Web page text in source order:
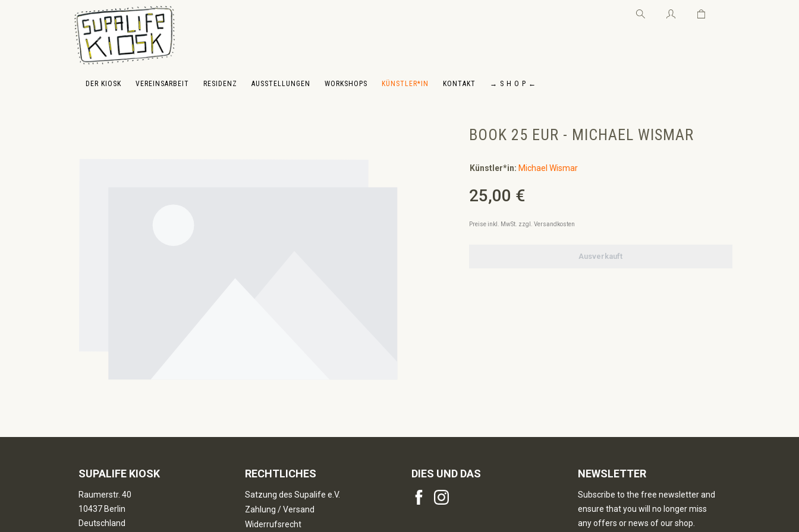
Hauptinhalt springen
Zur Suche springen
Zur Hauptnavigation springen Warenkorb enthält 0
DER KIOSK VEREINSARBEIT RESIDENZ AUSSTELLUNGEN WORKSHOPS KÜNSTLER*IN KONTAKT → S H O P ←
BOOK 25 EUR - MICHAEL WISMAR
Künstler*in: Michael Wismar
Regulärer Preis:
25,00 €
Preise inkl. MwSt. zzgl. Versandkosten
Ausverkauft
SUPALIFE KIOSK
Raumerstr. 40
10437 Berlin
Deutschland
RECHTLICHES
Satzung des Supalife e.V.
Zahlung / Versand
Widerrufsrecht
DIES UND DAS NEWSLETTER
Subscribe to the free newsletter and
ensure that you will no longer miss
any offers or news of our shop.